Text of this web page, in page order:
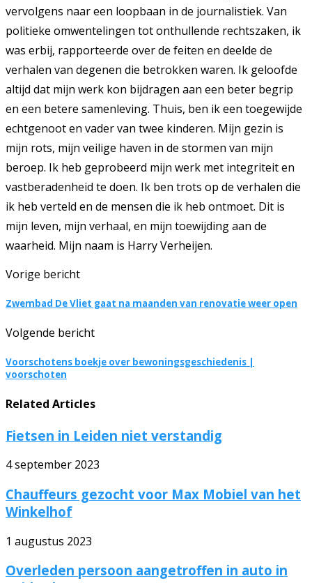
vervolgens naar een loopbaan in de journalistiek. Van
politieke omwentelingen tot onthullende rechtszaken, ik
was erbij, rapporteerde over de feiten en deelde de
verhalen van degenen die betrokken waren. Ik geloofde
altijd dat mijn werk kon bijdragen aan een beter begrip
en een betere samenleving. Thuis, ben ik een toegewijde
echtgenoot en vader van twee kinderen. Mijn gezin is
mijn rots, mijn veilige haven in de stormen van mijn
beroep. Ik heb geprobeerd mijn werk met integriteit en
vastberadenheid te doen. Ik ben trots op de verhalen die
ik heb verteld en de mensen die ik heb ontmoet. Dit is
mijn leven, mijn verhaal, en mijn toewijding aan de
waarheid. Mijn naam is Harry Verheijen.
Vorige bericht
Zwembad De Vliet gaat na maanden van renovatie weer open
Volgende bericht
Voorschotens boekje over bewoningsgeschiedenis |
voorschoten
Related Articles
Fietsen in Leiden niet verstandig
4 september 2023
Chauffeurs gezocht voor Max Mobiel van het
Winkelhof
1 augustus 2023
Overleden persoon aangetroffen in auto in